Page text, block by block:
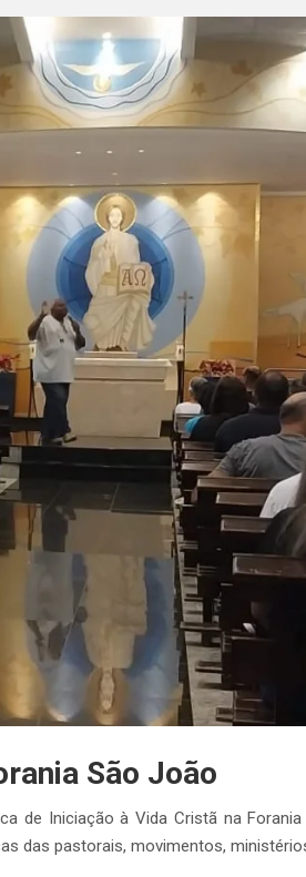
São João
de Iniciação à Vida Cristã na
das pastorais, movimentos,